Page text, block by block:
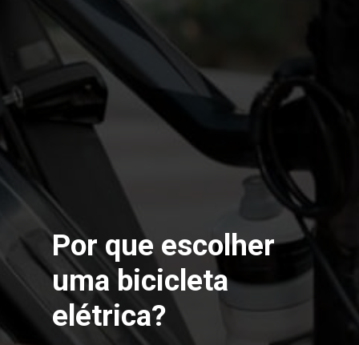
Por que escolher
uma bicicleta
elétrica?